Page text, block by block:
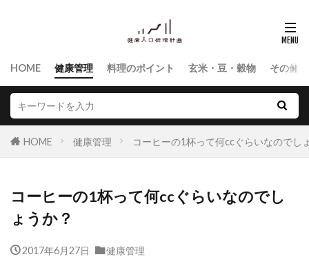
HOME 健康管理 料理のポイント 玄米・豆・穀物 その他
HOME 健康管理 コーヒーの1杯って何ccぐらいなのでし
コーヒーの1杯って何ccぐらいなのでし
ょうか？
2017年6月27日 健康管理